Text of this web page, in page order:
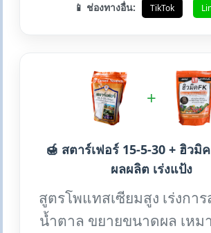
📱 ช่องทางอื่น: TikTok
+
🍯 สตาร์เฟอร์ 15-5-30 + ฮิวมิ
ผลผลิต เร่งแป้ง
สูตรโพแทสเซียมสูง เร่งกา
น้ำตาล ขยายขนาดผล เหม